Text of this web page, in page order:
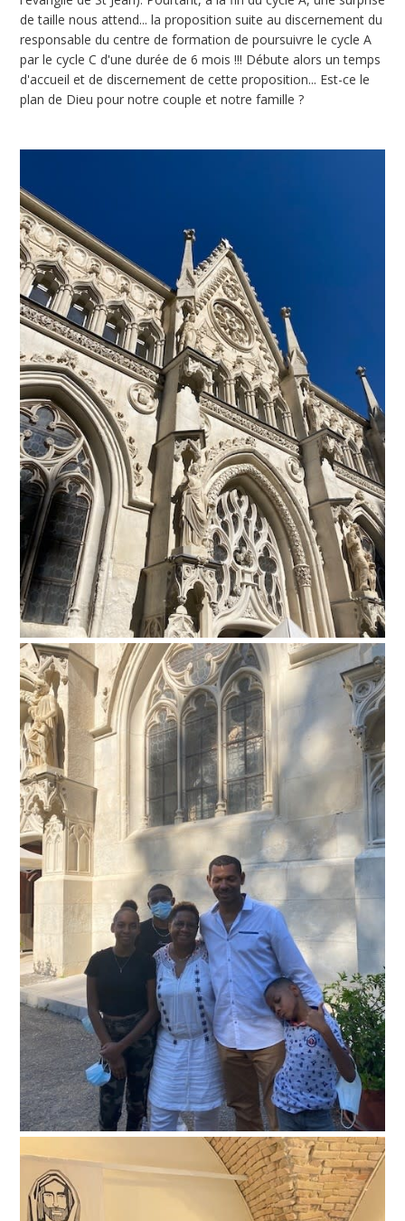
de taille nous attend... la proposition suite au discernement du
responsable du centre de formation de poursuivre le cycle A
par le cycle C d'une durée de 6 mois !!! Débute alors un temps
d'accueil et de discernement de cette proposition... Est-ce le
plan de Dieu pour notre couple et notre famille ?